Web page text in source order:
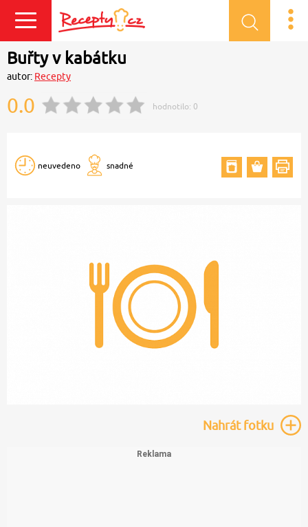
Přihlásit se
Buřty v kabátku
autor: Recepty
0.0 hodnotilo: 0
neuvedeno snadné
Nahrátfotku